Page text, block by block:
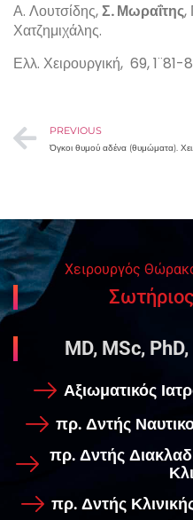
Α. Λουτσίδης,Σ. Μωραΐτης,
Χατζημιχάλης.
Ελλ. Χειρουργική, 69, 1¨81-
PREVIOUS
Χειρουργός
MD, MSc,
Αξιωματικός
πρ. Δντής
πρ. Δντής
πρ. Δντής